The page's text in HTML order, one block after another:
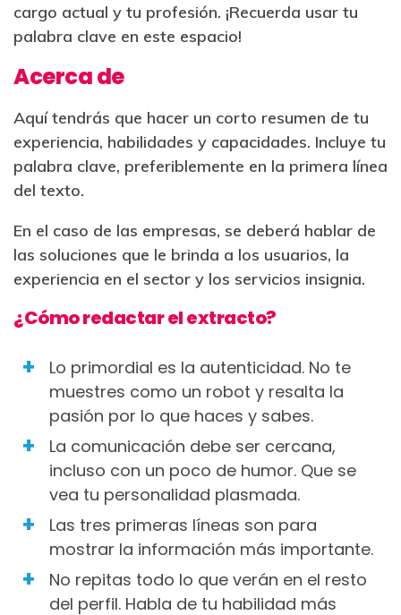
cargo actual y tu profesión. ¡Recuerda usar tu
palabra clave en este espacio!
Acerca de
Aquí tendrás que hacer un corto resumen de tu
experiencia, habilidades y capacidades. Incluye tu
palabra clave, preferiblemente en la primera línea
del texto.
En el caso de las empresas, se deberá hablar de
las soluciones que le brinda a los usuarios, la
experiencia en el sector y los servicios insignia.
¿Cómo redactar el extracto?
Lo primordial es la autenticidad. No te
muestres como un robot y resalta la
pasión por lo que haces y sabes.
La comunicación debe ser cercana,
incluso con un poco de humor. Que se
vea tu personalidad plasmada.
Las tres primeras líneas son para
mostrar la información más importante.
No repitas todo lo que verán en el resto
del perfil. Habla de tu habilidad más